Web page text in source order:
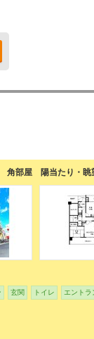
角部屋 陽当たり・
玄関 トイレ エントラ